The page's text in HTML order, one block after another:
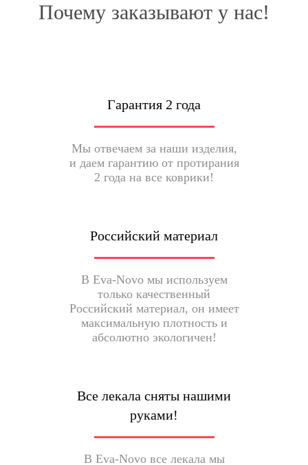
Почему заказывают у нас!
Гарантия 2 года
Мы отвечаем за наши изделия,
и даем гарантию от протирания
2 года на все коврики!
Российский материал
В Eva-Novo мы используем
только качественный
Российский материал, он имеет
максимальную плотность и
абсолютно экологичен!
Все лекала сняты нашими
руками!
В Eva-Novo все лекала мы